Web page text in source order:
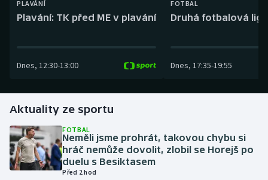
Gymnastika
Házená
Jezdectví
PLAVÁNÍ
Plavání: TK před ME v plavání
Dnes, 12:30-13:00
FOTBAL
Druhá fotbalová
Dnes, 17:35-19:55
Aktuality ze sportu
FOTBAL
Neměli jsme prohrát, takovou chybu si
hráč nemůže dovolit, zlobil se Horejš po
duelu s Besiktasem
Před 2 hod